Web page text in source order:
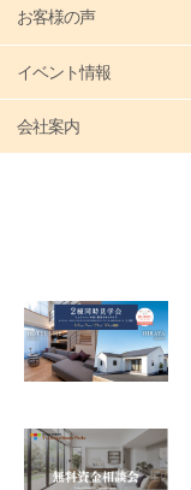
お客様の声
イベント情報
会社案内